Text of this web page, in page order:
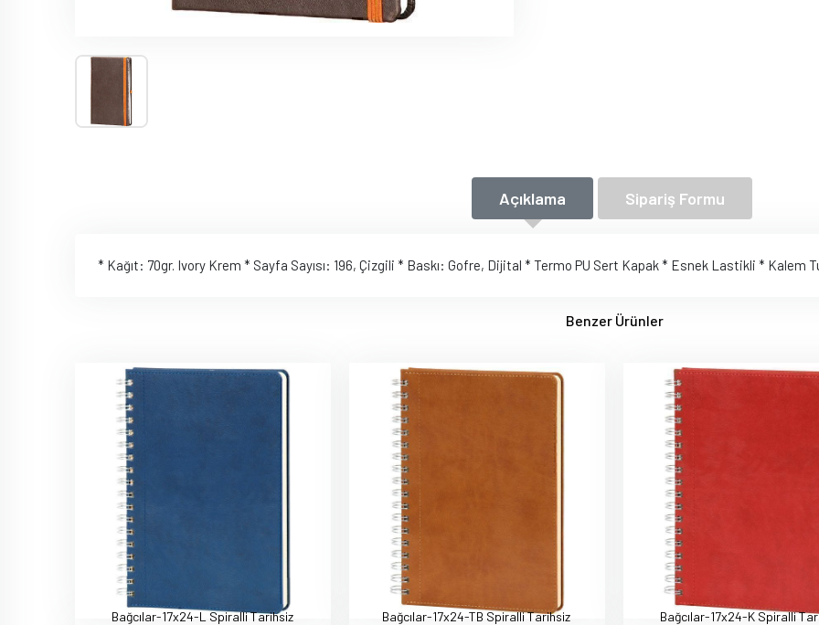
Açıklama Sipariş Formu
* Kağıt: 70gr. Ivory Krem * Sayfa Sayısı: 196, Çizgili * Baskı: Gofre, Dijital * Termo PU Sert Kapak * Esnek Lastikli * Kalem
Benzer Ürünler
Bağcılar-17x24-L Spiralli Tarihsiz
Bağcılar-17x24-TB Spiralli Tarihsiz
Bağcılar-17x24-K Spiralli